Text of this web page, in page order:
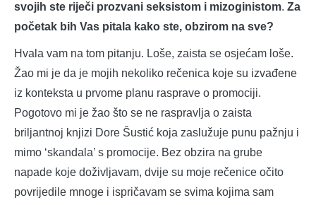
svojih ste riječi prozvani seksistom i mizoginistom. Za
početak bih Vas pitala kako ste, obzirom na sve?
Hvala vam na tom pitanju. Loše, zaista se osjećam loše.
Žao mi je da je mojih nekoliko rečenica koje su izvađene
iz konteksta u prvome planu rasprave o promociji.
Pogotovo mi je žao što se ne raspravlja o zaista
briljantnoj knjizi Dore Šustić koja zaslužuje punu pažnju i
mimo ‘skandala’ s promocije. Bez obzira na grube
napade koje doživljavam, dvije su moje rečenice očito
povrijedile mnoge i ispričavam se svima kojima sam